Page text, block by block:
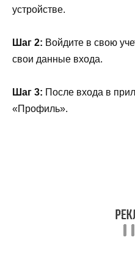
устройстве.
Шаг 2: Войдите в свою
свои данные входа.
Шаг 3: После входа в
«Профиль».